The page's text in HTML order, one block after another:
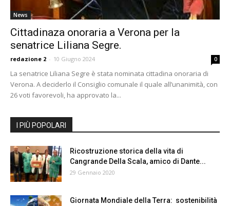
News
Cittadinaza onoraria a Verona per la
senatrice Liliana Segre.
redazione 2 - 10 Giugno 2024 0
La senatrice Liliana Segre è stata nominata cittadina onoraria di
Verona. A deciderlo il Consiglio comunale il quale all’unanimità, con
26 voti favorevoli, ha approvato la...
I PIÙ POPOLARI
Ricostruzione storica della vita di
Cangrande Della Scala, amico di Dante...
29 Gennaio 2020
Giornata Mondiale della Terra: sostenibilità